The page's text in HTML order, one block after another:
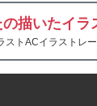
の描いたイラ
ストACイラストレ